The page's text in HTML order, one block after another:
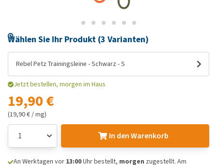
Wählen Sie Ihr Produkt (3 Varianten)
Rebel Petz Trainingsleine - Schwarz - S
Jetzt bestellen, morgen im Haus
19,90 €
(19,90 € / mg)
In den Warenkorb
An Werktagen vor 13:00Uhr bestellt, morgen zugestellt. Am